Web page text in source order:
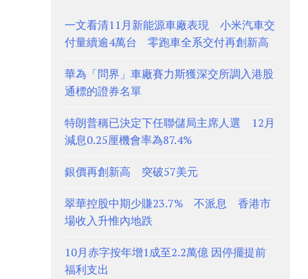
一文看清11月新能源車廠表現 小米汽車交
付量續逾4萬台 零跑車全系交付再創新高
華為「問界」車廠賽力斯獲深交所調入港股
通標的證券名單
特朗普稱已決定下任聯儲局主席人選 12月
減息0.25厘機會率為87.4%
銀價再創新高 突破57美元
翠華控股中期少賺23.7% 不派息 香港市
場收入升惟內地跌
10月赤字按年增1成至2.2萬億 因停擺提前
福利支出